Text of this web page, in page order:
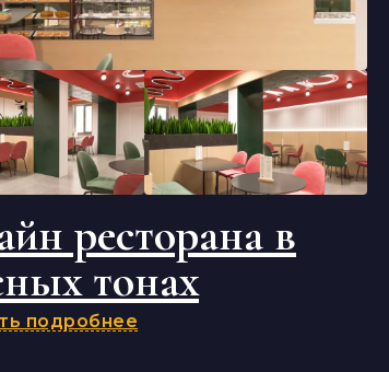
ресторана в
тонах
подробнее